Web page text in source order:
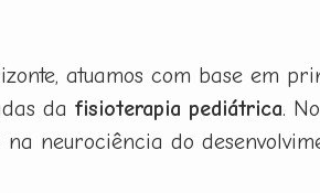
atuamos com base em
da fisioterapia pediátrica.
neurociência do